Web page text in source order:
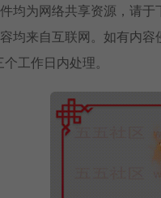
均为网络共享资源，请
均来自互联网。如有内
工作日内处理。